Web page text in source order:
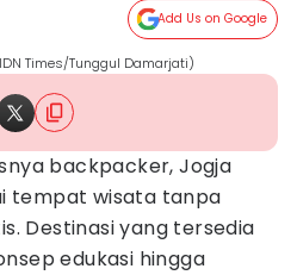
Add Us on Google
Times/Tunggul Damarjati)
backpacker, Jogja
tempat wisata tanpa
Destinasi yang tersedia
edukasi hingga